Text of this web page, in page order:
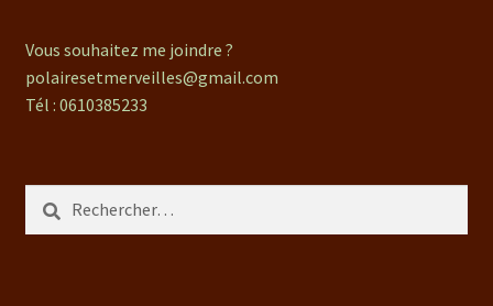
Vous souhaitez me joindre ?
polairesetmerveilles@gmail.com
Tél : 0610385233